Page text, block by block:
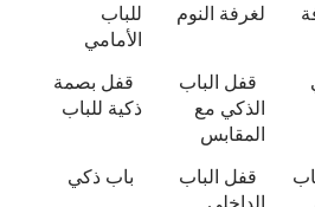
لغرفة النوم
للباب
الأمامي
قفل الباب
الذكي مع
المقابس
قفل بصمة
ذكية للباب
قفل الباب
باب ذكي